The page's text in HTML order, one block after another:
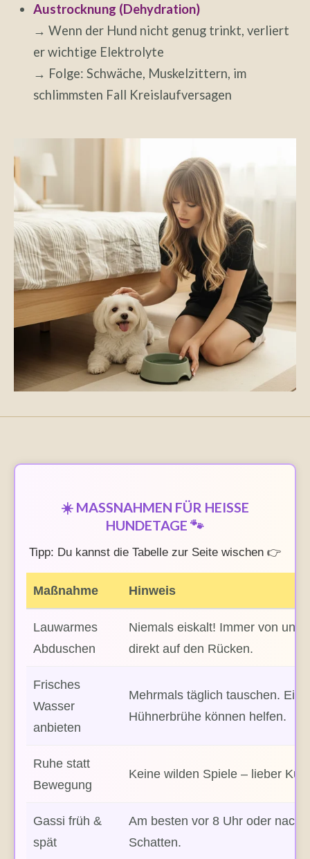
Austrocknung (Dehydration)
→ Wenn der Hund nicht genug trinkt, verliert
er wichtige Elektrolyte
→ Folge: Schwäche, Muskelzittern, im
schlimmsten Fall Kreislaufversagen
☀️ MASSNAHMEN FÜR HEISSE HU
NDETAGE 🐾
Tipp: Du kannst die Tabelle zur Seite wischen 👉
Maßnahme Hinweis
Lauwarmes
Abduschen
Niemals eiskalt! Immer von
direkt auf den Rücken.
Frisches
Wasser
anbieten
Mehrmals täglich tauschen.
Hühnerbrühe können helfen.
Ruhe statt
Bewegung
Keine wilden Spiele – lieber
Gassi früh &
spät
Am besten vor 8 Uhr oder nach
Schatten.